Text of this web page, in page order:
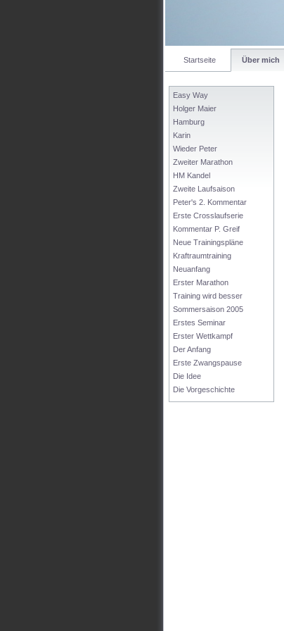
Startseite Über mich
Easy Way
Holger Maier
Hamburg
Karin
Wieder Peter
Zweiter Marathon
HM Kandel
Zweite Laufsaison
Peter's 2. Kommentar
Erste Crosslaufserie
Kommentar P. Greif
Neue Trainingspläne
Kraftraumtraining
Neuanfang
Erster Marathon
Training wird besser
Sommersaison 2005
Erstes Seminar
Erster Wettkampf
Der Anfang
Erste Zwangspause
Die Idee
Die Vorgeschichte